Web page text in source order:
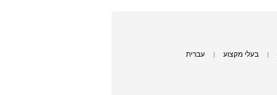
בעלי מקצוע עברית